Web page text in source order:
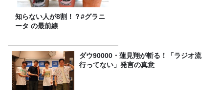
知らない人が8割！？#グラニ
ータ の最前線
ダウ90000・蓮見翔が斬る！「ラジオ流
行ってない」発言の真意